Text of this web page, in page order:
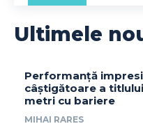
Ultimele
Performanță
câștigătoare a
metri cu bariere
MIHAI RARES